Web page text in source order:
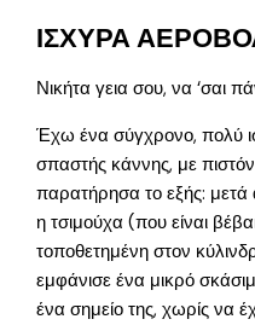
ΙΣΧΥΡΑ
Νικήτα γεια σου, να ‘σαι
Έχω ένα σύγχρονο, πολύ
σπαστής κάννης, με
παρατήρησα το εξής:
η τσιμούχα (που είναι
τοποθετημένη στον
εμφάνισε ένα μικρό
ένα σημείο της, χωρίς να